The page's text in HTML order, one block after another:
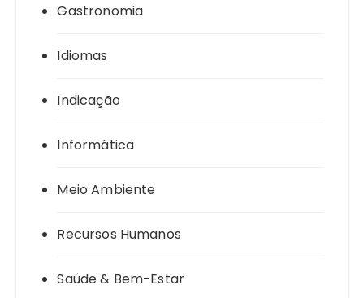
Gastronomia
Idiomas
Indicação
Informática
Meio Ambiente
Recursos Humanos
Saúde & Bem-Estar